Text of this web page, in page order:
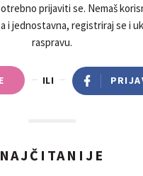
prijaviti se. Nemaš
i jednostavna, registriraj se i
raspravu.
ILI
NAJČITANIJE